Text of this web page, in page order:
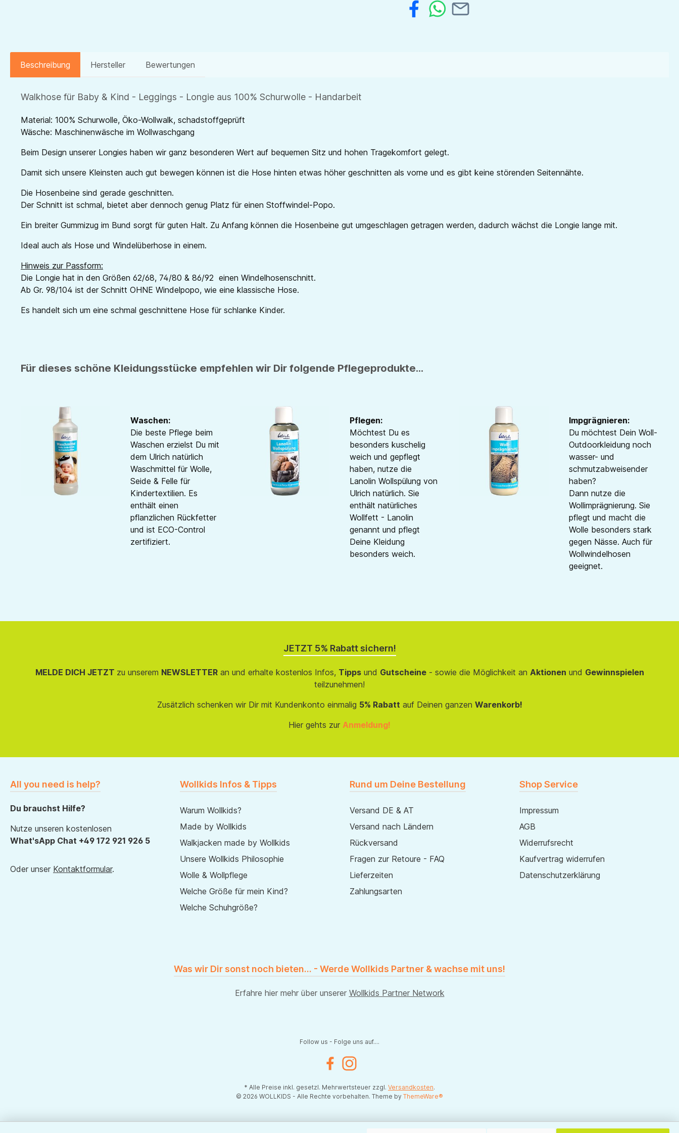
Beschreibung Hersteller Bewertungen
Walkhose für Baby & Kind - Leggings - Longie aus 100% Schurwolle - Handarbeit
Material: 100% Schurwolle, Öko-Wollwalk, schadstoffgeprüft
Wäsche: Maschinenwäsche im Wollwaschgang
Beim Design unserer Longies haben wir ganz besonderen Wert auf bequemen Sitz und hohen Tragekomfort gelegt.
Damit sich unsere Kleinsten auch gut bewegen können ist die Hose hinten etwas höher geschnitten als vorne und es gibt keine störenden Seitennähte.
Die Hosenbeine sind gerade geschnitten.
Der Schnitt ist schmal, bietet aber dennoch genug Platz für einen Stoffwindel-Popo.
Ein breiter Gummizug im Bund sorgt für guten Halt. Zu Anfang können die Hosenbeine gut umgeschlagen getragen werden, dadurch wächst die Longie lange mit.
Ideal auch als Hose und Windelüberhose in einem.
Hinweis zur Passform:
Die Longie hat in den Größen 62/68, 74/80 & 86/92 einen Windelhosenschnitt.
Ab Gr. 98/104 ist der Schnitt OHNE Windelpopo, wie eine klassische Hose.
Es handelt sich um eine schmal geschnittene Hose für schlanke Kinder.
Für dieses schöne Kleidungsstücke empfehlen wir Dir folgende Pflegeprodukte...
Waschen:
Die beste Pflege beim
Waschen erzielst Du mit
dem Ulrich natürlich
Waschmittel für Wolle,
Seide & Felle für
Kindertextilien. Es
enthält einen
pflanzlichen Rückfetter
und ist ECO-Control
zertifiziert.
Pflegen:
Möchtest Du es
besonders kuschelig
weich und gepflegt
haben, nutze die
Lanolin Wollspülung von
Ulrich natürlich. Sie
enthält natürliches
Wollfett - Lanolin
genannt und pflegt
Deine Kleidung
besonders weich.
Impgrägnieren:
Du möchtest Dein Woll-
Outdoorkleidung noch
wasser- und
schmutzabweisender
haben?
Dann nutze die
Wollimprägnierung. Sie
pflegt und macht die
Wolle besonders stark
gegen Nässe. Auch für
Wollwindelhosen
geeignet.
JETZT 5% Rabatt sichern!
MELDE DICH JETZT zu unserem NEWSLETTERan und erhalte kostenlos Infos, Tippsund Gutscheine- sowie die Möglichkeit an Aktionen und Gewinnspielen
teilzunehmen!
Zusätzlich schenken wir Dir mit Kundenkonto einmalig 5% Rabatt auf Deinen ganzen Warenkorb!
Hier gehts zur Anmeldung!
All you need is help?
Du brauchst Hilfe?
Nutze unseren kostenlosen
What'sApp Chat +49 172 921 926 5
Oder unser Kontaktformular.
Wollkids Infos & Tipps
Warum Wollkids?
Made by Wollkids
Walkjacken made by Wollkids
Unsere Wollkids Philosophie
Wolle & Wollpflege
Welche Größe für mein Kind?
Welche Schuhgröße?
Rund um Deine Bestellung
Versand DE & AT
Versand nach Ländern
Rückversand
Fragen zur Retoure - FAQ
Lieferzeiten
Zahlungsarten
Shop Service
Impressum
AGB
Widerrufsrecht
Kaufvertrag widerrufen
Datenschutzerklärung
Was wir Dir sonst noch bieten... - Werde Wollkids Partner & wachse mit uns!
Erfahre hier mehr über unserer Wollkids Partner Network
Follow us - Folge uns auf....
FacebookInstagram
* Alle Preise inkl. gesetzl. Mehrwertsteuer zzgl. Versandkosten.
© 2026 WOLLKIDS - Alle Rechte vorbehalten. Theme by ThemeWare®